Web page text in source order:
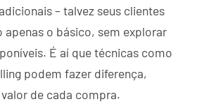
– talvez seus clientes
o básico, sem explorar
É aí que técnicas como
podem fazer diferença,
de cada compra.